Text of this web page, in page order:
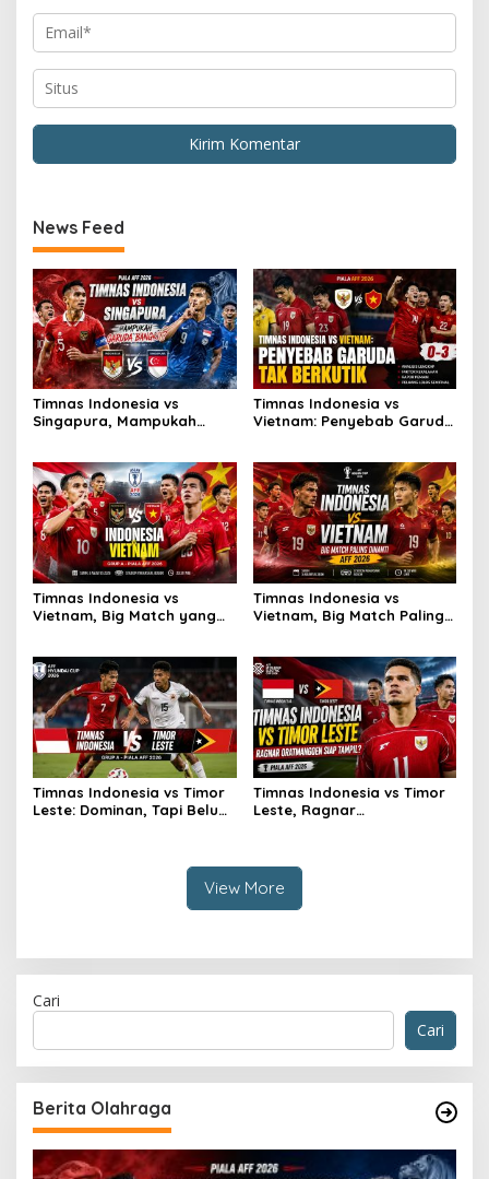
News Feed
Timnas Indonesia vs
Singapura, Mampukah
Timnas Indonesia vs
Vietnam: Penyebab Garuda
Timnas Indonesia vs
Vietnam, Big Match yang
Timnas Indonesia vs
Vietnam, Big Match Paling
Timnas Indonesia vs Timor
Leste: Dominan, Tapi Belum
Timnas Indonesia vs Timor
Leste, Ragnar
View More
Cari
Cari
Berita Olahraga